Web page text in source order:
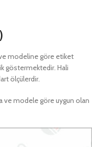
modeline göre etiket
göstermektedir. Hali
ölçülerdir.
ve modele göre uygun olan